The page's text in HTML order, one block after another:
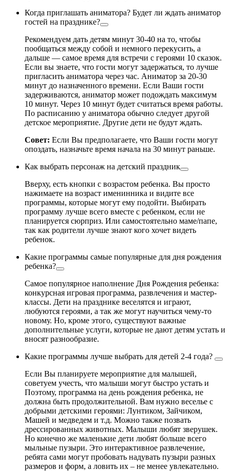
Когда приглашать аниматора? Будет ли ждать аниматор
гостей на празднике?
Рекомендуем дать детям минут 30-40 на то, чтобы
пообщаться между собой и немного перекусить, а
дальше — самое время для встречи с героями 10 сказок.
Если вы знаете, что гости могут задержаться, то лучше
пригласить аниматора через час. Аниматор за 20-30
минут до назначенного времени. Если Ваши гости
задерживаются, аниматор может подождать максимум
10 минут. Через 10 минут будет считаться время работы.
По расписанию у аниматора обычно следует другой
детское мероприятие. Другие дети не будут ждать.
Совет: Если Вы предполагаете, что Ваши гости могут
опоздать, назначьте время начала на 30 минут раньше.
Как выбрать персонаж на детский праздник
Вверху, есть кнопки с возрастом ребенка. Вы просто
нажимаете на возраст именинника и видите все
программы, которые могут ему подойти. Выбирать
программу лучше всего вместе с ребенком, если не
планируется сюрприз. Или самостоятельно маме/папе,
так как родители лучше знают кого хочет видеть
ребенок.
Какие программы самые популярные для дня рождения
ребенка?
Самое популярное наполнение Дня Рождения ребенка:
конкурсная игровая программа, развлечения и мастер-
классы. Дети на празднике веселятся и играют,
любуются героями, а так же могут научиться чему-то
новому. Но, кроме этого, существуют важные
дополнительные услуги, которые не дают детям устать и
вносят разнообразие.
Какие программы лучше выбрать для детей 2-4 года?
Если Вы планируете мероприятие для малышей,
советуем учесть, что малыши могут быстро устать и
Поэтому, программа на день рождения ребенка, не
должна быть продолжительной. Вам нужно веселье с
добрыми детскими героями: Лунтиком, Зайчиком,
Машей и медведем и т.д. Можно также позвать
дрессированных животных. Малыши любят зверушек.
Но конечно же маленькие дети любят больше всего
мыльные пузыри. Это интерактивное развлечение,
ребята сами могут пробовать надувать пузыри разных
размеров и форм, а ловить их – не менее увлекательно.